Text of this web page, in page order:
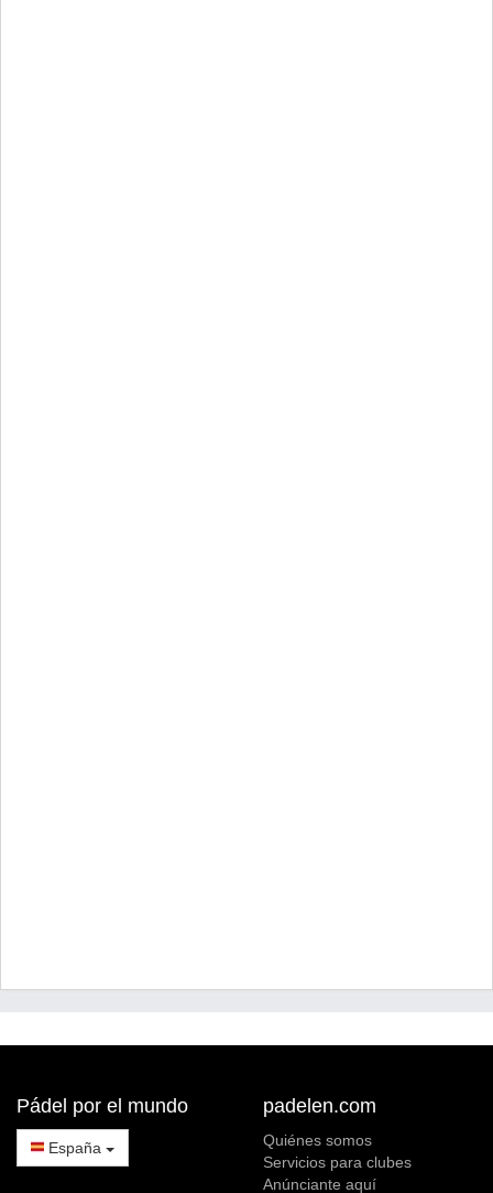
Pádel por el mundo
España
padelen.com
Quiénes somos
Servicios para clubes
Anúnciante aquí